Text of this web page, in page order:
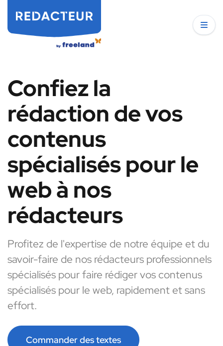
Confiez la
rédaction de vos
contenus
spécialisés pour le
web à nos
rédacteurs
Profitez de l'expertise de notre équipe et du
savoir-faire de nos rédacteurs professionnels
spécialisés pour faire rédiger vos contenus
spécialisés pour le web, rapidement et sans
effort.
Commander des textes